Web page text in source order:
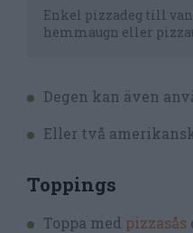
Enkel pizzadeg till
hemmaugn eller
Degen kan även
Eller två
Toppings
Toppa med pizzasås